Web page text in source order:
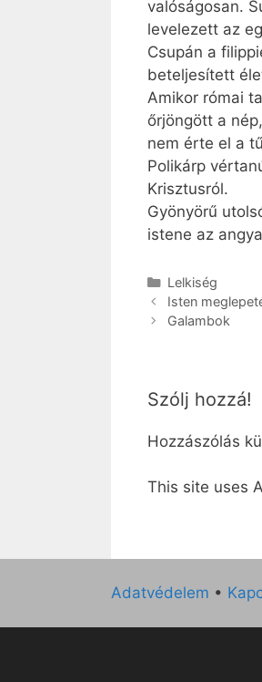
valóságosan.
levelezett az
Csupán a
beteljesített
Amikor római
őrjöngött a
nem érte el a
Polikárp
Krisztusról.
Gyönyörű
istene az
Kategória
Lelkiség
Isten
Galambok
Szólj hozzá!
Hozzászólás
This site uses
Adatvédelem •